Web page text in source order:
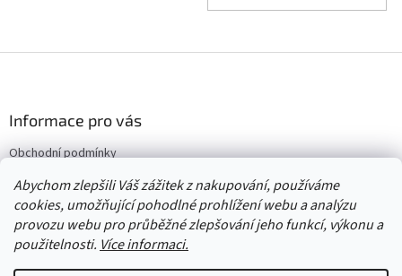
Abychom zlepšili Váš zážitek z nakupování, používáme
cookies, umožňující pohodlné prohlížení webu a analýzu
provozu webu pro průběžné zlepšování jeho funkcí, výkonu a
použitelnosti. Více informaci.
í
Informace pro vás
Obchodní podmínky
Vrácení/výměna/reklamace
Velkoobchod